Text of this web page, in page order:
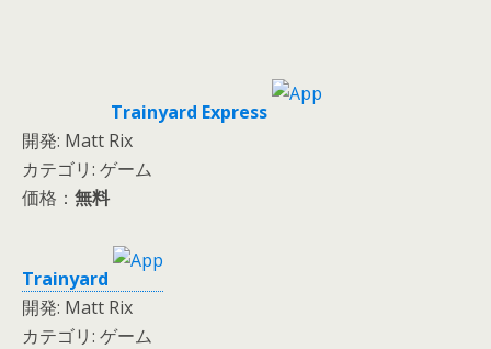
Trainyard Express
開発: Matt Rix
カテゴリ: ゲーム
価格： 無料
Trainyard
開発: Matt Rix
カテゴリ: ゲーム